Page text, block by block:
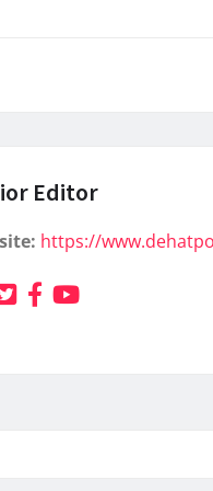
Editor
https://